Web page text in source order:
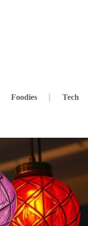
Foodies Tech